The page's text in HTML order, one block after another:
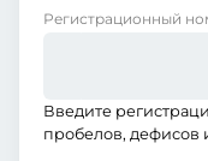
Регистрационный
Введите
пробелов, дефисов